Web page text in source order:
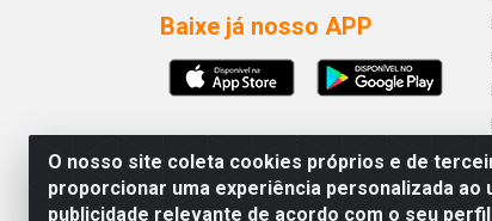
O nosso site coleta cookies próprios e de
proporcionar uma experiência personalizada ao
publicidade relevante de acordo com o seu
Baixe já nosso APP
Abreu & Silva - Rua